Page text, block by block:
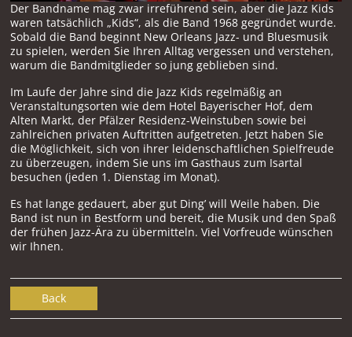
Der Bandname mag zwar irreführend sein, aber die Jazz Kids
waren tatsächlich „Kids“, als die Band 1968 gegründet wurde.
Sobald die Band beginnt New Orleans Jazz- und Bluesmusik
zu spielen, werden Sie Ihren Alltag vergessen und verstehen,
warum die Bandmitglieder so jung geblieben sind.
Im Laufe der Jahre sind die Jazz Kids regelmäßig an
Veranstaltungsorten wie dem Hotel Bayerischer Hof, dem
Alten Markt, der Pfälzer Residenz-Weinstuben sowie bei
zahlreichen privaten Auftritten aufgetreten. Jetzt haben Sie
die Möglichkeit, sich von ihrer leidenschaftlichen Spielfreude
zu überzeugen, indem Sie uns im Gasthaus zum Isartal
besuchen (jeden 1. Dienstag im Monat).
Es hat lange gedauert, aber gut Ding’ will Weile haben. Die
Band ist nun in Bestform und bereit, die Musik und den Spaß
der frühen Jazz-Ära zu übermitteln. Viel Vorfreude wünschen
wir Ihnen.
Back